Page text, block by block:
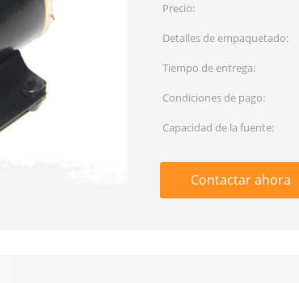
Precio:
Detalles de empaquetado:
Tiempo de entrega:
Condiciones de pago:
Capacidad de la fuente:
Contactar ahora